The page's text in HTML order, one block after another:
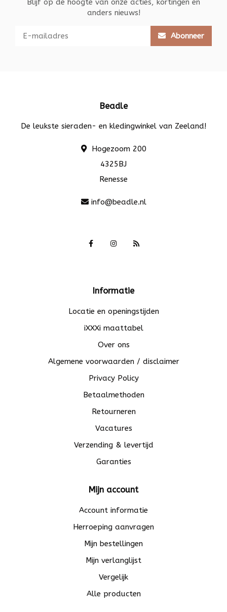
Blijf op de hoogte van onze acties, kortingen en
anders nieuws!
Abonneer
Beadle
De leukste sieraden- en kledingwinkel van Zeeland!
Hogezoom 200
4325BJ
Renesse
info@beadle.nl
Informatie
Locatie en openingstijden
iXXXi maattabel
Over ons
Algemene voorwaarden / disclaimer
Privacy Policy
Betaalmethoden
Retourneren
Vacatures
Verzending & levertijd
Garanties
Mijn account
Account informatie
Herroeping aanvragen
Mijn bestellingen
Mijn verlanglijst
Vergelijk
Alle producten